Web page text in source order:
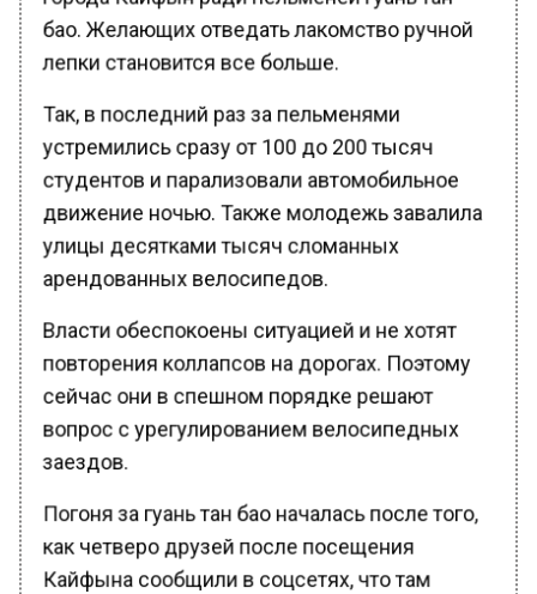
бао. Желающих отведать лакомство ручной
лепки становится все больше.
Так, в последний раз за пельменями
устремились сразу от 100 до 200 тысяч
студентов и парализовали автомобильное
движение ночью. Также молодежь завалила
улицы десятками тысяч сломанных
арендованных велосипедов.
Власти обеспокоены ситуацией и не хотят
повторения коллапсов на дорогах. Поэтому
сейчас они в спешном порядке решают
вопрос с урегулированием велосипедных
заездов.
Погоня за гуань тан бао началась после того,
как четверо друзей после посещения
Кайфына сообщили в соцсетях, что там